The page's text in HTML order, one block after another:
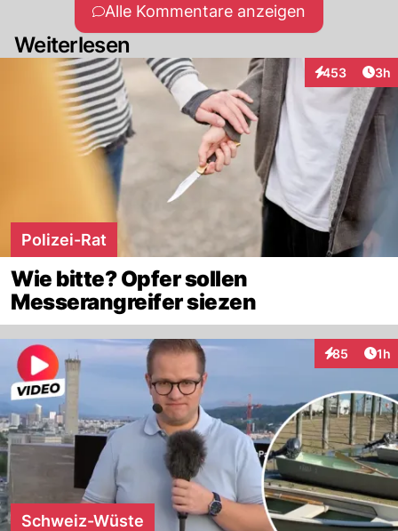
Alle Kommentare anzeigen
Weiterlesen
453
Interaktionen
3h
Polizei-Rat
Wie bitte? Opfer sollen
Messerangreifer siezen
85
Interaktionen
1h
Schweiz-Wüste